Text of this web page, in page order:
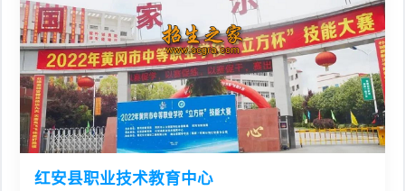
红安县职业技术教育中心